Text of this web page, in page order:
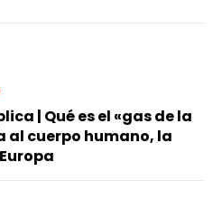
| Qué es el «gas de la
al cuerpo humano, la